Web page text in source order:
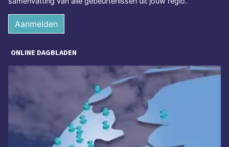
Aanmelden
ONLINE DAGBLADEN